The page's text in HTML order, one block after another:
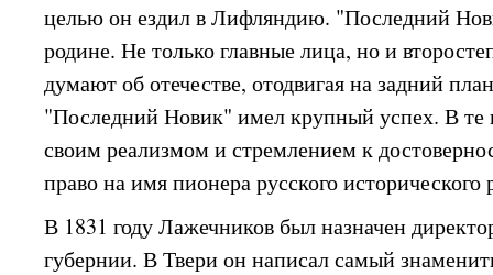
целью он ездил в Лифляндию. "Последний
родине. Не только главные лица, но и
думают об отечестве, отодвигая на задний
"Последний Новик" имел крупный успех. В те
своим реализмом и стремлением к
право на имя пионера русского исторического
В 1831 году Лажечников был назначен
губернии. В Твери он написал самый